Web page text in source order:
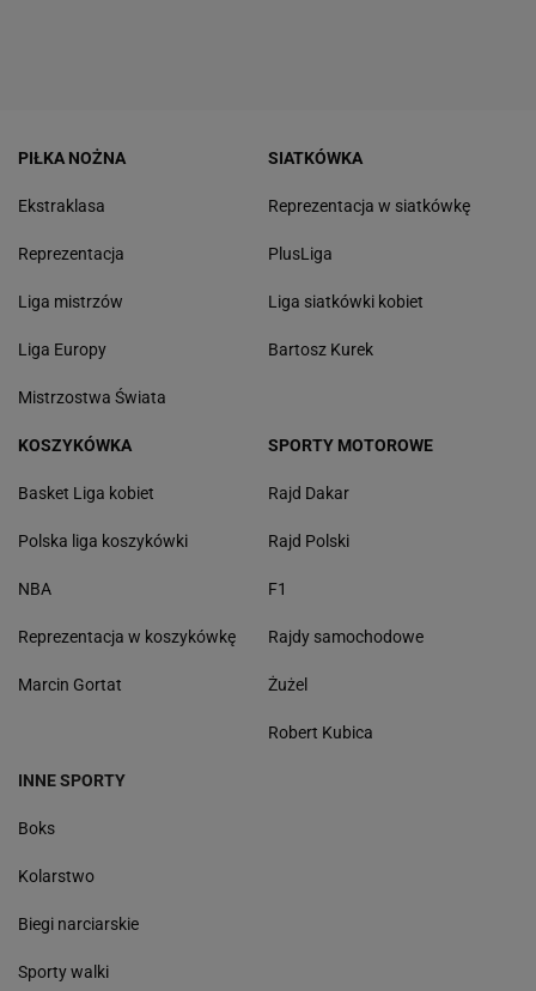
PIŁKA NOŻNA
Ekstraklasa
Reprezentacja
Liga mistrzów
Liga Europy
Mistrzostwa Świata
SIATKÓWKA
Reprezentacja w siatkówkę
PlusLiga
Liga siatkówki kobiet
Bartosz Kurek
KOSZYKÓWKA
Basket Liga kobiet
Polska liga koszykówki
NBA
Reprezentacja w koszykówkę
Marcin Gortat
SPORTY MOTOROWE
Rajd Dakar
Rajd Polski
F1
Rajdy samochodowe
Żużel
Robert Kubica
INNE SPORTY
Boks
Kolarstwo
Biegi narciarskie
Sporty walki